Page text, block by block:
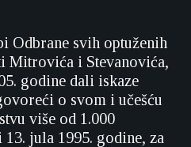
Odbrane svih optuženih
Mitrovića i Stevanovića,
godine dali iskaze
o svom i učešću
više od 1.000
jula 1995. godine, za